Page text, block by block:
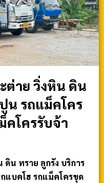
ต่าย วิ่งหิน ดิน
น รถแม็คโคร
คโครรับจ้า
น ทราย ลูกรัง บริการ
แบคโฮ รถแม็คโครขุด